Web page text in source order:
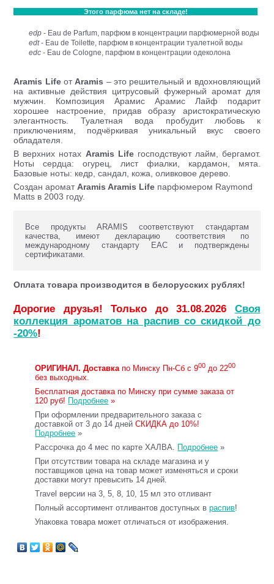
Этого парфюма нет на складе!
edp - Eau de Parfum, парфюм в концентрации парфюмерной воды
edt- Eau de Toilette, парфюм в концентрации туалетной воды
edc - Eau de Cologne, парфюм в концентрации одеколона
Aramis Lifeот Aramis – это решительный и вдохновляющий
на активные действия цитрусовый фужерный аромат для
мужчин. Композиция Арамис Арамис Лайф подарит
хорошее настроение, придав образу аристократическую
элегантность. Туалетная вода пробудит любовь к
приключениям, подчёркивая уникальный вкус своего
обладателя.
В верхних нотах Aramis Lifeгосподствуют лайм, бергамот.
Ноты сердца: огурец, лист фиалки, кардамон, мята.
Базовые ноты: кедр, сандал, кожа, оливковое дерево.
Создан аромат Aramis Aramis Life парфюмером Raymond
Matts в 2003 году.
Все продукты ARAMIS соответствуют стандартам
качества, имеют декларацию соответствия по
международному стандарту ЕАС и подтверждены
сертификатами.
Оплата товара производится в белорусских рублях!
Дорогие друзья! Только до 31.08.2026 Своя
коллекция ароматов на распив со скидкой до
-20%!
ОРИГИНАЛ. Доставкапо Минску Пн-Сб с 900 до 2200
без выходных.
Бесплатная доставка по Минску при сумме заказа от
120 руб! Подробнее »
При оформлении предварительного заказа с
доставкой от 3 до 14 днейСКИДКА до 10%!
Подробнее »
Рассрочка до 4 мес по карте ХАЛВА. Подробнее »
При отсутствии товара на складе магазина и у
поставщиков цена на товар может изменяться и сроки
доставки могут превысить 14 дней.
Travel версии на 3, 5, 8, 10, 15 мл это отливант
Полный ассортимент отливантов доступных враспив!
Упаковка товара может отличаться от изображения.